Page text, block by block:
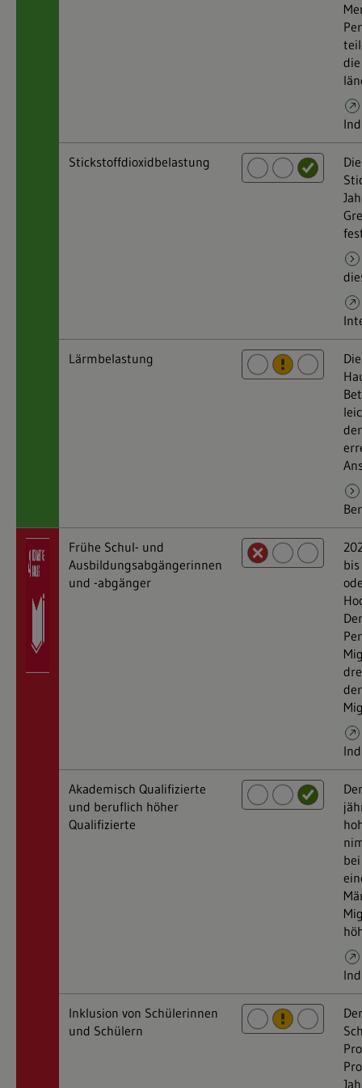
Stickstoffdioxidbelastung
Lärmbelastung
Frühe Schul- und
Ausbildungsabgängerinnen
und -abgänger
Akademisch Qualifizierte
und beruflich höher
Qualifizierte
Inklusion von Schülerinnen
und Schülern